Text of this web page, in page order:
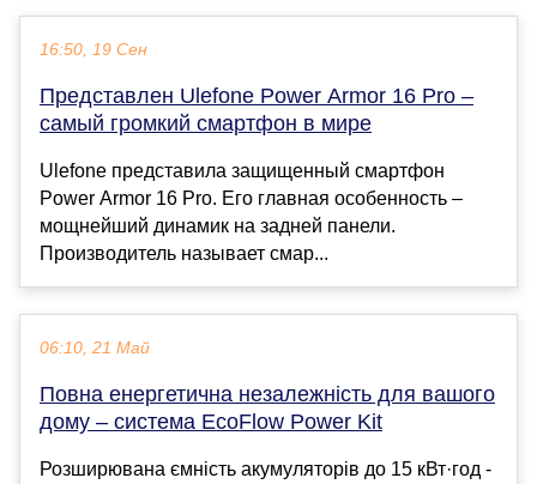
16:50, 19 Сен
Представлен Ulefone Power Armor 16 Pro –
самый громкий смартфон в мире
Ulefone представила защищенный смартфон
Power Armor 16 Pro. Его главная особенность –
мощнейший динамик на задней панели.
Производитель называет смар...
06:10, 21 Май
Повна енергетична незалежність для вашого
дому – система EcoFlow Power Kit
Розширювана ємність акумуляторів до 15 кВт·год -